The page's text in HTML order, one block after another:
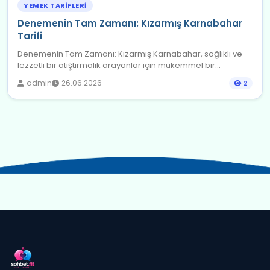
YEMEK TARIFLERI
Denemenin Tam Zamanı: Kızarmış Karnabahar
Tarifi
Denemenin Tam Zamanı: Kızarmış Karnabahar, sağlıklı ve
lezzetli bir atıştırmalık arayanlar için mükemmel bir...
admin 26.06.2026 2